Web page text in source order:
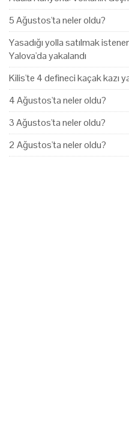
5 Ağustos'ta neler oldu?
Yasadığı yolla satılmak
Yalova'da yakalandı
Kilis'te 4 defineci kaçak kazı
4 Ağustos'ta neler oldu?
3 Ağustos'ta neler oldu?
2 Ağustos'ta neler oldu?